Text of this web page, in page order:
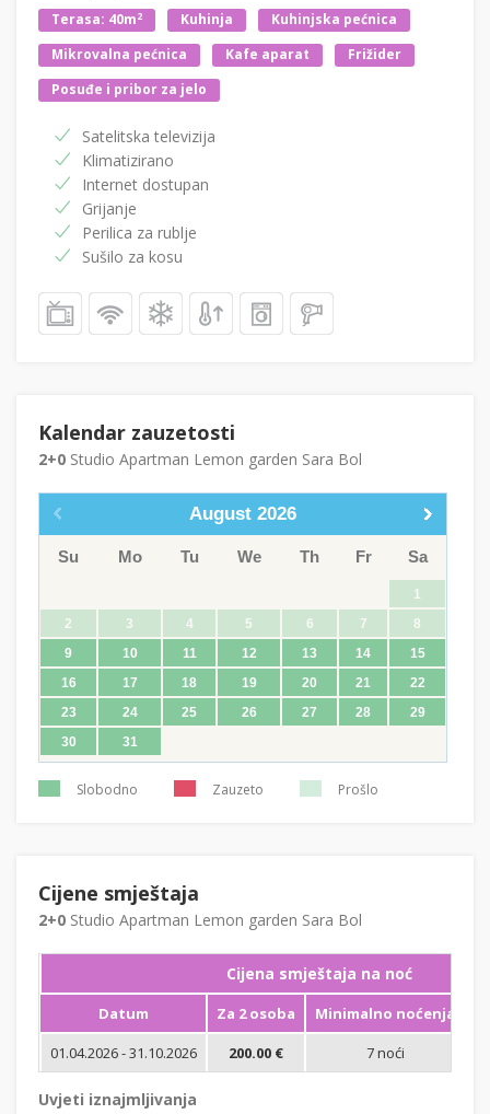
Terasa: 40m2 Kuhinja
Kuhinjska pećnica
Mikrovalna pećnica
Kafe aparat
Frižider
Posuđe i pribor za jelo
Satelitska televizija
Klimatizirano
Internet dostupan
Grijanje
Perilica za rublje
Sušilo za kosu
Kalendar zauzetosti
2+0 Studio Apartman Lemon garden Sara Bol
August 2026
Su Mo Tu We Th Fr Sa
1
2
3 4 5 6 7
8
9
10 11 12 13 14
15
16
17 18 19 20 21
22
23
24 25 26 27 28
29
30
31
Slobodno Zauzeto Prošlo
Cijene smještaja
2+0 Studio Apartman Lemon garden Sara Bol
Cijena smještaja na noć
Datum Za 2 osoba
Minimalno noćenja
01.04.2026 - 31.10.2026
200.00 € 7 noći
Uvjeti iznajmljivanja